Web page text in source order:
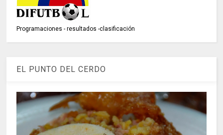
Programaciones - resultados -clasificación
EL PUNTO DEL CERDO